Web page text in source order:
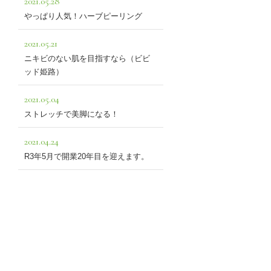
やっぱり人気！ハーブピーリング
2021.05.21
ニキビのない肌を目指すなら（ビビ
ッド姫路）
2021.05.04
ストレッチで美脚になる！
2021.04.24
R3年5月で開業20年目を迎えます。